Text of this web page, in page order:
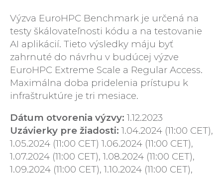
Výzva EuroHPC Benchmark je určená na
testy škálovateľnosti kódu a na testovanie
AI aplikácií. Tieto výsledky máju byť
zahrnuté do návrhu v budúcej výzve
EuroHPC Extreme Scale a Regular Access.
Maximálna doba pridelenia prístupu k
infraštruktúre je tri mesiace.
Dátum otvorenia výzvy: 1.12.2023
Uzávierky pre žiadosti: 1.04.2024 (11:00 CET),
1.05.2024 (11:00 CET) 1.06.2024 (11:00 CET),
1.07.2024 (11:00 CET), 1.08.2024 (11:00 CET),
1.09.2024 (11:00 CET), 1.10.2024 (11:00 CET),